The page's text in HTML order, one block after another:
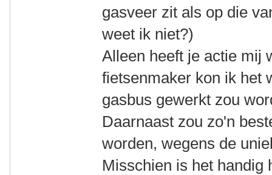
gasveer zit als op die
weet ik niet?)
Alleen heeft je actie mij
fietsenmaker kon ik het
gasbus gewerkt zou
Daarnaast zou zo'n
worden, wegens de
Misschien is het handig